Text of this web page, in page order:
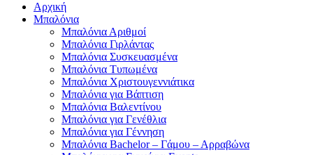
Αρχική
Μπαλόνια
Μπαλόνια Αριθμοί
Μπαλόνια Γιρλάντας
Μπαλόνια Συσκευασμένα
Μπαλόνια Τυπωμένα
Μπαλόνια Χριστουγεννιάτικα
Μπαλόνια για Βάπτιση
Μπαλόνια Βαλεντίνου
Μπαλόνια για Γενέθλια
Μπαλόνια για Γέννηση
Μπαλόνια Bachelor – Γάμου – Αρραβώνα